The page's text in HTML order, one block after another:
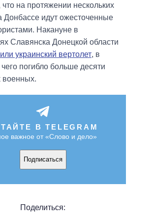
на протяжении нескольких
Донбассе идут ожесточенные
Накануне в
Славянска Донецкой области
украинский вертолет, в
чего погибло больше десяти
военных.
В TELEGRAM
важное от «Слово и дело»
Подписаться
Поделиться: